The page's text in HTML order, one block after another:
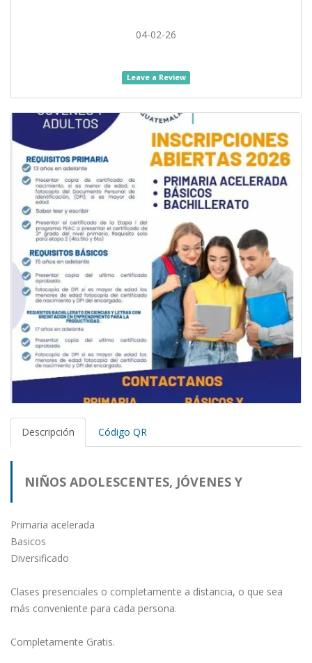
04-02-26
Leave a Review
Descripción Código QR
NIÑOS ADOLESCENTES, JÓVENES Y
ADULTOS
Primaria acelerada
Basicos
Diversificado
Clases presenciales o completamente a distancia, o que sea
más conveniente para cada persona.
Completamente Gratis.